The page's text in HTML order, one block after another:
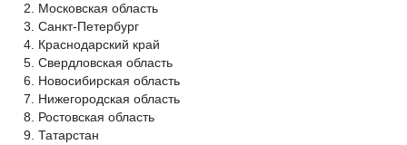
Московская область
Санкт-Петербург
Краснодарский край
Свердловская область
Новосибирская область
Нижегородская область
Ростовская область
Татарстан